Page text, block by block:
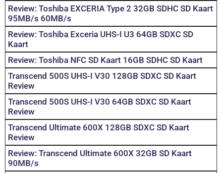
Review: Toshiba EXCERIA Type 2 32GB SDHC SD Kaart
95MB/s 60MB/s
Review: Toshiba Exceria UHS-I U3 64GB SDXC SD
Kaart
Review: Toshiba NFC SD Kaart 16GB SDHC SD Kaart
Transcend 500S UHS-I V30 128GB SDXC SD Kaart
Review
Transcend 500S UHS-I V30 64GB SDXC SD Kaart
Review
Transcend Ultimate 600X 128GB SDXC SD Kaart
Review
Review: Transcend Ultimate 600X 32GB SD Kaart
90MB/s